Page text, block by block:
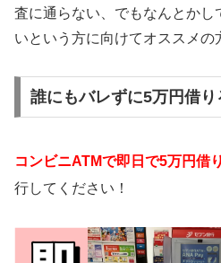
査に通らない、でもなんとかし
いという方に向けてオススメの
誰にもバレずに5万円借り
コンビニATMで即日で5万円借
行してください！